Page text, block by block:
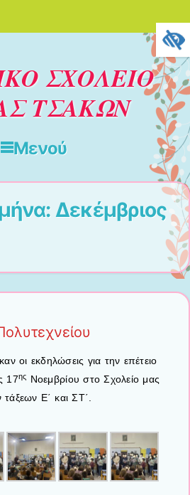
ΣΧΟΛΕΙΟ
ΤΣΑΚΩΝ
Μενού
Δεκέμβριος
οι εκδηλώσεις για την επέτειο
17ης Νοεμβρίου στο Σχολείο μας
Ε΄ και ΣΤ΄.